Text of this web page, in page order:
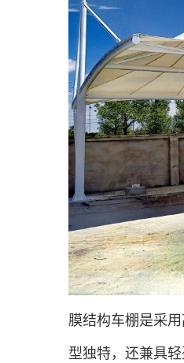
膜结构车棚是采
型独特，还兼具轻